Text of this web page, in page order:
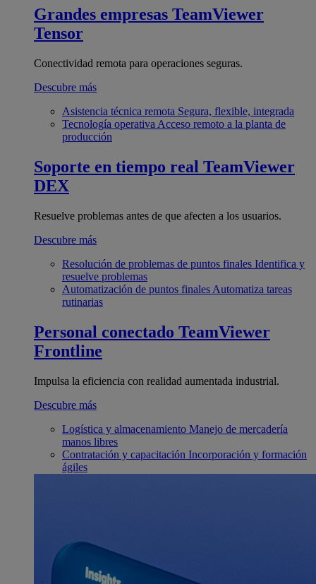
Grandes empresas TeamViewer
Tensor
Conectividad remota para operaciones seguras.
Descubre más
Asistencia técnica remota Segura, flexible, integrada
Tecnología operativa Acceso remoto a la planta de
producción
Soporte en tiempo real TeamViewer
DEX
Resuelve problemas antes de que afecten a los usuarios.
Descubre más
Resolución de problemas de puntos finales Identifica y
resuelve problemas
Automatización de puntos finales Automatiza tareas
rutinarias
Personal conectado TeamViewer
Frontline
Impulsa la eficiencia con realidad aumentada industrial.
Descubre más
Logística y almacenamiento Manejo de mercadería
manos libres
Contratación y capacitación Incorporación y formación
ágiles